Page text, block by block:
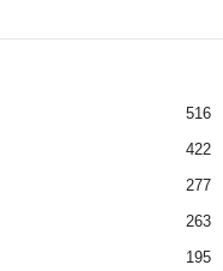
516
422
277
263
195